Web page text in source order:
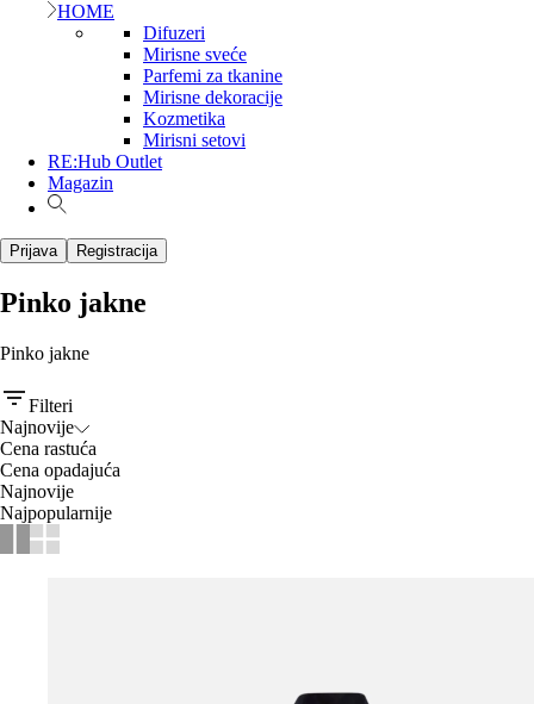
HOME
Difuzeri
Mirisne sveće
Parfemi za tkanine
Mirisne dekoracije
Kozmetika
Mirisni setovi
RE:Hub Outlet
Magazin
Prijava Registracija
Pinko jakne
Pinko jakne
Filteri
Najnovije
Cena rastuća
Cena opadajuća
Najnovije
Najpopularnije